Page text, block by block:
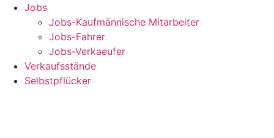
Jobs
Jobs-Kaufmännische Mitarbeiter
Jobs-Fahrer
Jobs-Verkaeufer
Verkaufsstände
Selbstpflücker